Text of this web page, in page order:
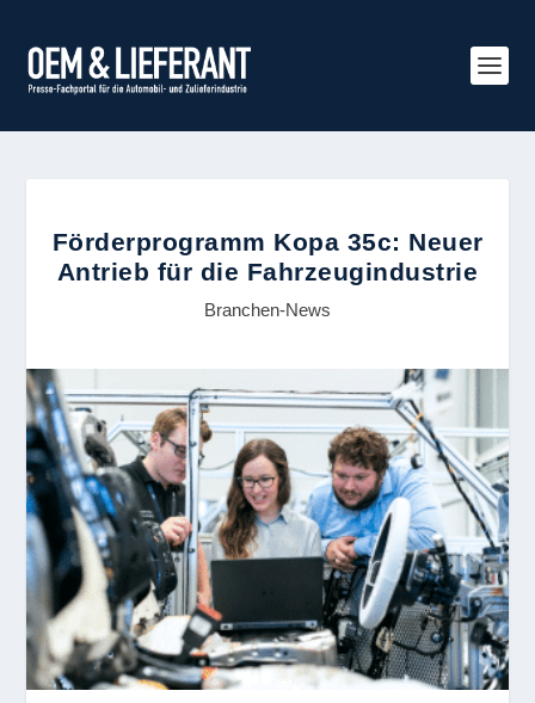
Förderprogramm Kopa 35c: Neuer
Antrieb für die Fahrzeugindustrie
Branchen-News